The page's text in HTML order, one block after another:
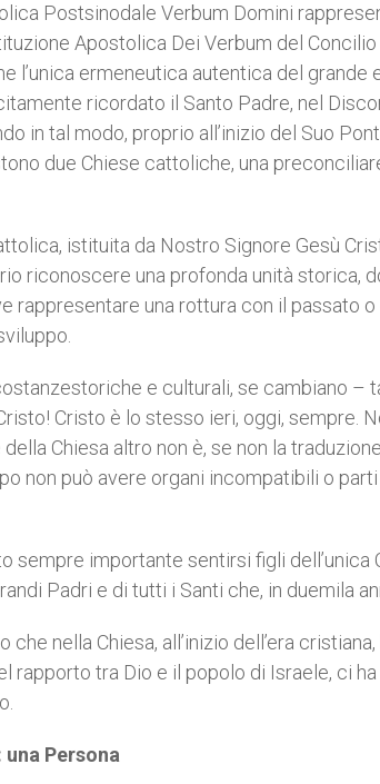
Postsinodale Verbum Domini
Apostolica Dei Verbum del
l’unica ermeneutica autentica del
ricordato il Santo Padre, nel
in tal modo, proprio all’inizio del Suo
due Chiese cattoliche, una
istituita da Nostro Signore Gesù
riconoscere una profonda unità storica,
rappresentare una rottura con il passato
e culturali, se cambiano –
Cristo è lo stesso ieri, oggi, sempre.
Chiesa altro non è, se non la
non può avere organi incompatibili o
sempre importante sentirsi figli dell’unica
Padri e di tutti i Santi che, in duemila
che nella Chiesa, all’inizio dell’era
rapporto tra Dio e il popolo di Israele, ci
una Persona